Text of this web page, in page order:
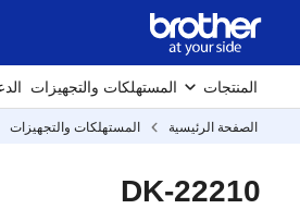
المنتجات المستهلكات والتجهيزات
الصفحة الرئيسية المستهلكات والتجهيزات
DK-22210